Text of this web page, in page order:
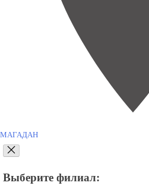
МАГАДАН
Выберите филиал: